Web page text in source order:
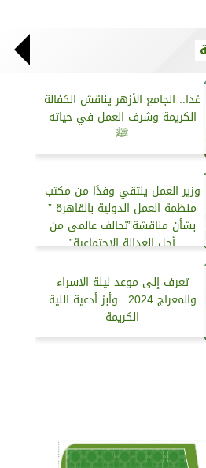
غدا.. الجامع الأزهر يناقش الكفالة
الكريمة وشرف العمل في حياته
ﷺ
وزير العمل يلتقي وفدًا من مكتب
منظمة العمل الدولية بالقاهرة ”
بشأن مناقشة”تحالف عالمى من
أجل العدالة الإجتماعية”
تعرف إلى موعد ليلة الاسراء
والمعراج 2024.. وأبز أدعية اللية
الكريمة